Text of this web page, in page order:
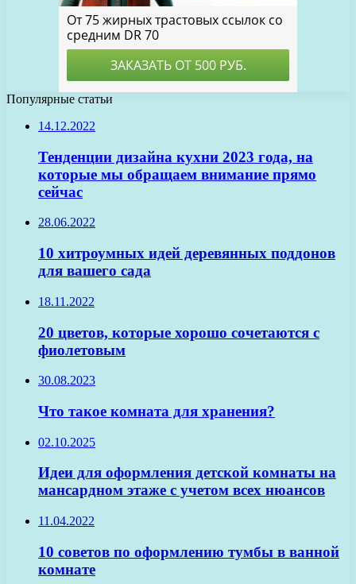
Популярные статьи
14.12.2022
Тенденции дизайна кухни 2023 года, на
которые мы обращаем внимание прямо
сейчас
28.06.2022
10 хитроумных идей деревянных поддонов
для вашего сада
18.11.2022
20 цветов, которые хорошо сочетаются с
фиолетовым
30.08.2023
Что такое комната для хранения?
02.10.2025
Идеи для оформления детской комнаты на
мансардном этаже с учетом всех нюансов
11.04.2022
10 советов по оформлению тумбы в ванной
комнате